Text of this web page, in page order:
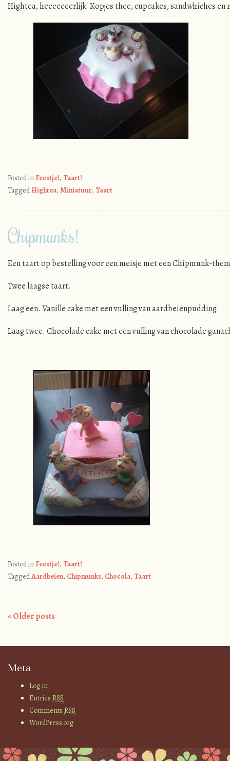
Hightea, heeeeeeerlijk! Kopjes thee, cupcakes, sandwhiches
Posted in Feestje!, Taart!
TaggedHightea, Miniatuur, Taart
Chipmunks!
Een taart op bestelling voor een meisje met een Chipmunk-
Twee laagse taart.
Laag een. Vanille cake met een vulling van aardbeienpudding.
Laag twee. Chocolade cake met een vulling van chocolade
Posted in Feestje!, Taart!
TaggedAardbeien, Chipmunks, Chocola, Taart
Post navigation
«Older posts
Meta
Log in
Entries RSS
Comments RSS
WordPress.org